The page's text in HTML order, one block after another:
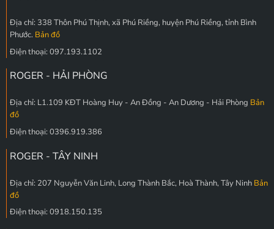
Địa chỉ: 338 Thôn Phú Thịnh, xã Phú Riềng, huyện Phú Riềng, tỉnh Bình
Phước. Bản đồ
Điện thoại: 097.193.1102
ROGER - HẢI PHÒNG
Địa chỉ: L1.109 KĐT Hoàng Huy - An Đồng - An Dương - Hải Phòng Bản
đồ
Điện thoại: 0396.919.386
ROGER - TÂY NINH
Địa chỉ: 207 Nguyễn Văn Linh, Long Thành Bắc, Hoà Thành, Tây Ninh Bản
đồ
Điện thoại: 0918.150.135